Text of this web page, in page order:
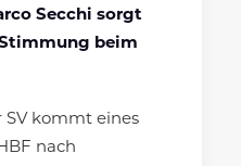
Secchi sorgt
beim
kommt eines
nach